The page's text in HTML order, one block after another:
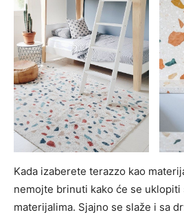
Kada izaberete terazzo kao
nemojte brinuti kako će se uklopiti
materijalima. Sjajno se slaže i sa